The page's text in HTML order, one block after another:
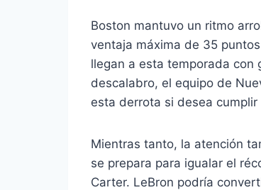
Boston mantuvo un ritmo
ventaja máxima de 35
llegan a esta temporada con
descalabro, el equipo de
esta derrota si desea
Mientras tanto, la atención
se prepara para igualar el
Carter. LeBron podría